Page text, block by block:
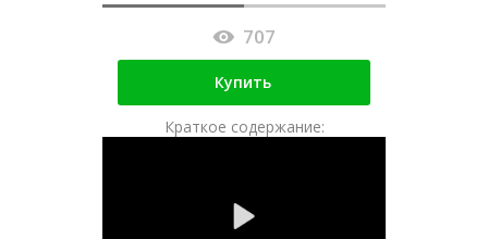
707
Купить
Краткое содержание: